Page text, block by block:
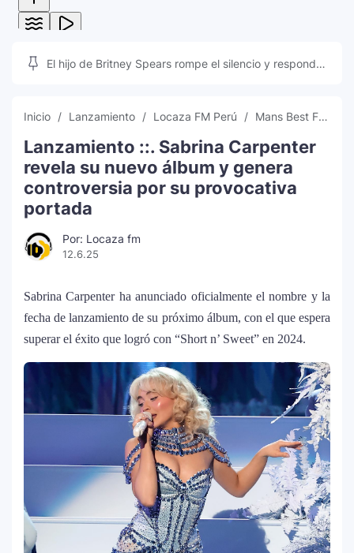
El hijo de Britney Spears rompe el silencio y responde
Inicio Lanzamiento Locaza FM Perú Mans Best Friend Album
Lanzamiento ::. Sabrina Carpenter
revela su nuevo álbum y genera
controversia por su provocativa
portada
Por: Locaza fm
12.6.25
Sabrina Carpenter ha anunciado oficialmente el nombre y la
fecha de lanzamiento de su próximo álbum, con el que espera
superar el éxito que logró con “Short n’ Sweet” en 2024.